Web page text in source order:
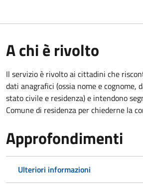
A chi è rivolto
Il servizio è rivolto ai cittadini che
dati anagrafici (ossia nome e cognome,
stato civile e residenza) e intendono
Comune di residenza per chiederne la
Approfondimenti
Ulteriori informazioni